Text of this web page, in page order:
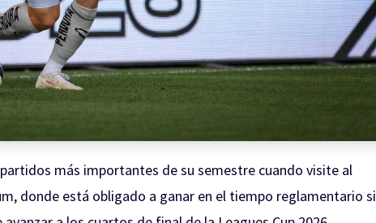
más importantes de su semestre cuando visite al
donde está obligado a ganar en el tiempo reglamentario si